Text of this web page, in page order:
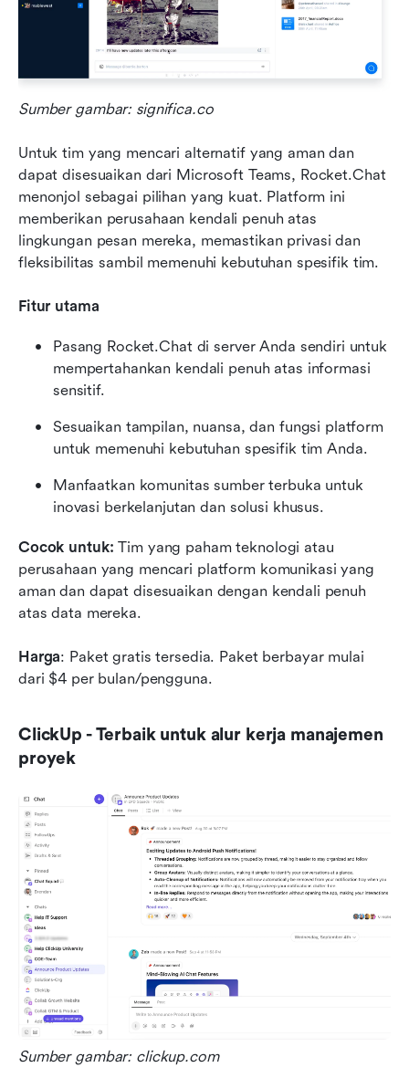
Sumber gambar: significa.co
Untuk tim yang mencari alternatif yang aman dan
dapat disesuaikan dari Microsoft Teams, Rocket.Chat
menonjol sebagai pilihan yang kuat. Platform ini
memberikan perusahaan kendali penuh atas
lingkungan pesan mereka, memastikan privasi dan
fleksibilitas sambil memenuhi kebutuhan spesifik tim.
Fitur utama
Pasang Rocket.Chat di server Anda sendiri untuk
mempertahankan kendali penuh atas informasi
sensitif.
Sesuaikan tampilan, nuansa, dan fungsi platform
untuk memenuhi kebutuhan spesifik tim Anda.
Manfaatkan komunitas sumber terbuka untuk
inovasi berkelanjutan dan solusi khusus.
Cocok untuk: Tim yang paham teknologi atau
perusahaan yang mencari platform komunikasi yang
aman dan dapat disesuaikan dengan kendali penuh
atas data mereka.
Harga: Paket gratis tersedia. Paket berbayar mulai
dari $4 per bulan/pengguna.
ClickUp - Terbaik untuk alur kerja manajemen
proyek
Sumber gambar: clickup.com